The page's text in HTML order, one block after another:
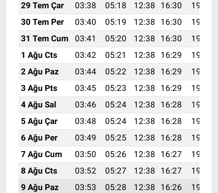
29 Tem Çar
03:38 05:18 12:38 16:30
19:49
30 Tem Per
03:40 05:19 12:38 16:30
19:48
31 Tem Cum
03:41 05:20 12:38 16:30
19:47
1 Ağu Cts
03:42 05:21 12:38 16:29
19:46
2 Ağu Paz
03:44 05:22 12:38 16:29
19:45
3 Ağu Pts
03:45 05:23 12:38 16:29
19:44
4 Ağu Sal
03:46 05:24 12:38 16:28
19:43
5 Ağu Çar
03:48 05:24 12:38 16:28
19:42
6 Ağu Per
03:49 05:25 12:38 16:28
19:41
7 Ağu Cum
03:50 05:26 12:38 16:27
19:39
8 Ağu Cts
03:52 05:27 12:38 16:27
19:38
9 Ağu Paz
03:53 05:28 12:38 16:26
19:37